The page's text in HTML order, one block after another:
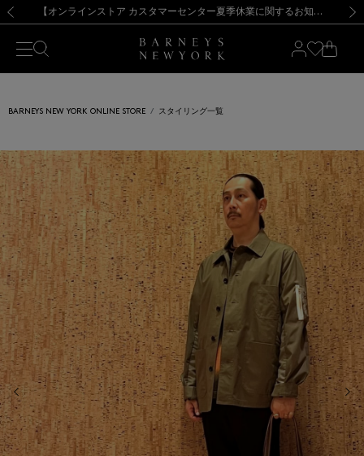
新規登録のお客様も対象！＜MY BARNEYS＞会員のお客様は11,000円（税込）以上のお買上げで常時送料無料！お買い物の際は会員登録を！
【夏季休業に伴う出荷一時停止のお知らせ】(2026.8.7) 【オンラインストア カスタマーセンター夏季休業に関するお知らせ】（2026.8.7）
【夏季休業に伴う返品・交換承り一時停止のお知らせ】（2026.8.5）
熊本県を中心とした地震の影響によるお荷物のお届けについて
【開催中】SUMMER SALEのご案内・ご注意事項 新規登録のお客様も対象！＜MY BARNEYS＞会員のお客様は11,000円（税込）以上のお買上げで常時送料無料！お買い物の際は会員登録を！
【夏季休業に伴う出荷一時停止のお知らせ】(2026.8.7)
BARNEYS NEW YORK ONLINE STORE スタイリング一覧
前の画像 次